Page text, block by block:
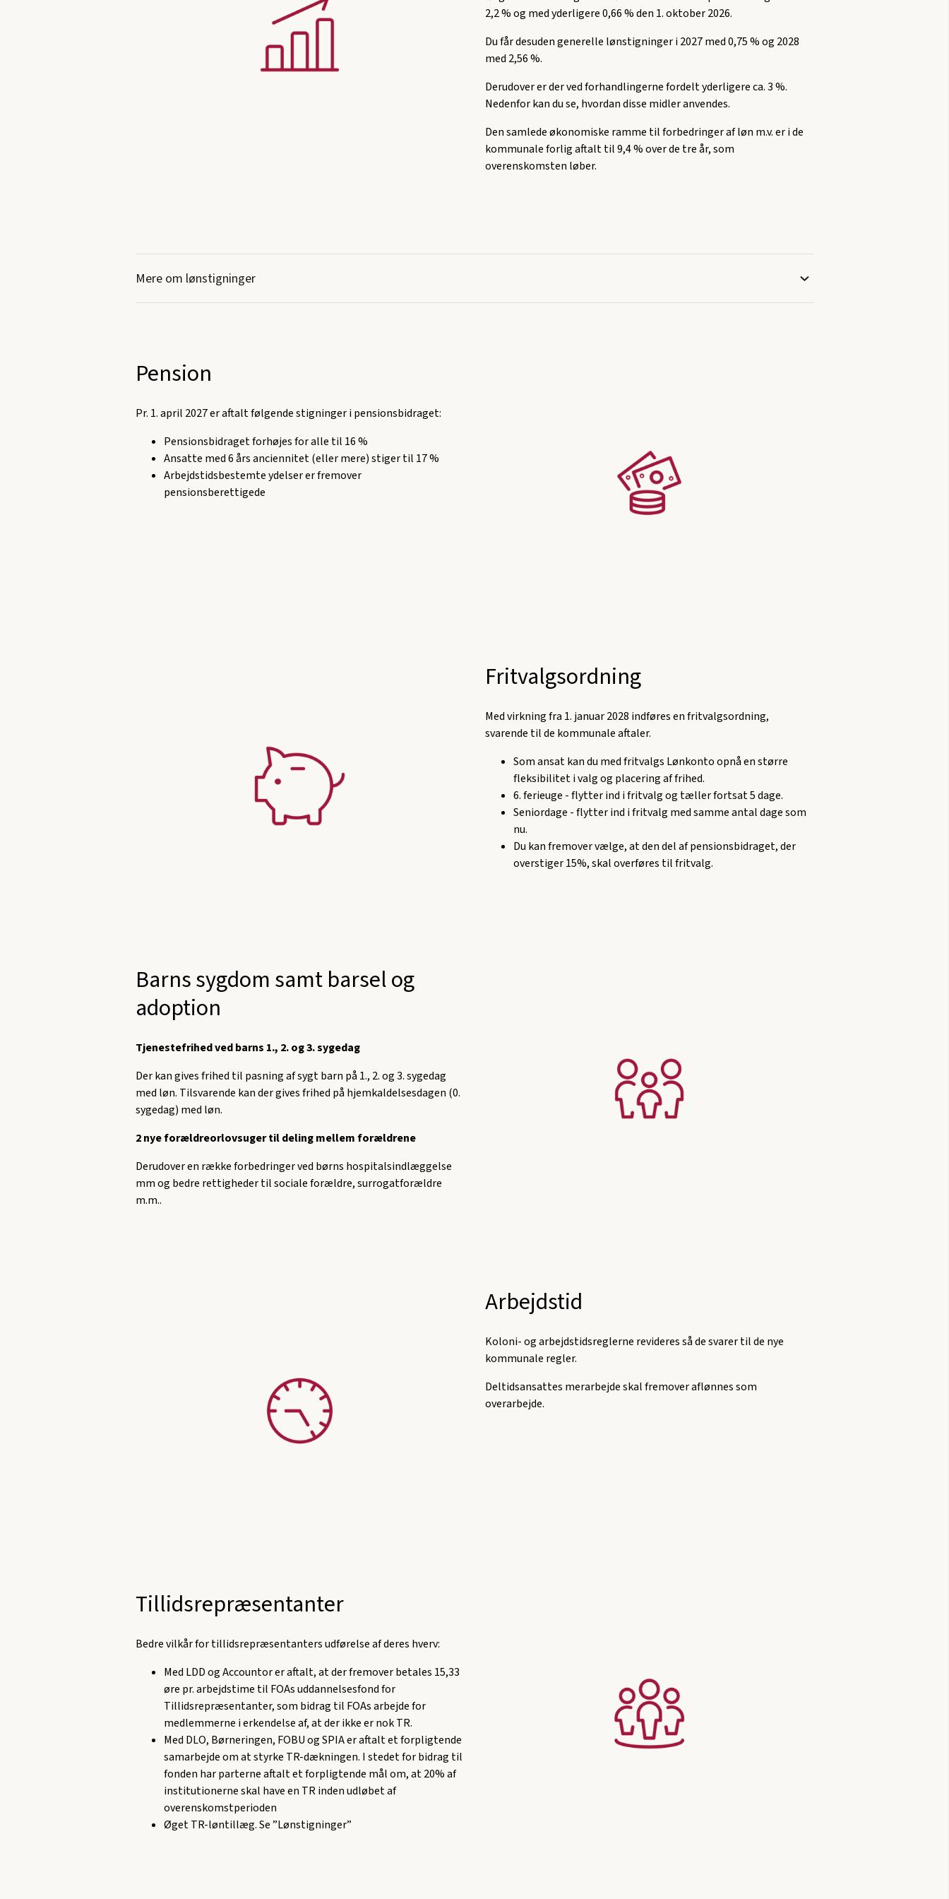
2,2 % og med yderligere 0,66 % den 1. oktober 2026.
Du får desuden generelle lønstigninger i 2027 med 0,75 % og 2028
med 2,56 %.
Derudover er der ved forhandlingerne fordelt yderligere ca. 3 %.
Nedenfor kan du se, hvordan disse midler anvendes.
Den samlede økonomiske ramme til forbedringer af løn m.v. er i de
kommunale forlig aftalt til 9,4 % over de tre år, som
overenskomsten løber.
Mere om lønstigninger
Pension
Pr. 1. april 2027 er aftalt følgende stigninger i pensionsbidraget:
Pensionsbidraget forhøjes for alle til 16 %
Ansatte med 6 års anciennitet (eller mere) stiger til 17 %
Arbejdstidsbestemte ydelser er fremover
pensionsberettigede
Fritvalgsordning
Med virkning fra 1. januar 2028 indføres en fritvalgsordning,
svarende til de kommunale aftaler.
Som ansat kan du med fritvalgs Lønkonto opnå en større
fleksibilitet i valg og placering af frihed.
6. ferieuge - flytter ind i fritvalg og tæller fortsat 5 dage.
Seniordage - flytter ind i fritvalg med samme antal dage som
nu.
Du kan fremover vælge, at den del af pensionsbidraget, der
overstiger 15%, skal overføres til fritvalg.
Barns sygdom samt barsel og
adoption
Tjenestefrihed ved barns 1., 2. og 3. sygedag
Der kan gives frihed til pasning af sygt barn på 1., 2. og 3. sygedag
med løn. Tilsvarende kan der gives frihed på hjemkaldelsesdagen (0.
sygedag) med løn.
2 nye forældreorlovsuger til deling mellem forældrene
Derudover en række forbedringer ved børns hospitalsindlæggelse
mm og bedre rettigheder til sociale forældre, surrogatforældre
m.m..
Arbejdstid
Koloni- og arbejdstidsreglerne revideres så de svarer til de nye
kommunale regler.
Deltidsansattes merarbejde skal fremover aflønnes som
overarbejde.
Tillidsrepræsentanter
Bedre vilkår for tillidsrepræsentanters udførelse af deres hverv:
Med LDD og Accountor er aftalt, at der fremover betales 15,33
øre pr. arbejdstime til FOAs uddannelsesfond for
Tillidsrepræsentanter, som bidrag til FOAs arbejde for
medlemmerne i erkendelse af, at der ikke er nok TR.
Med DLO, Børneringen, FOBU og SPIA er aftalt et forpligtende
samarbejde om at styrke TR-dækningen. I stedet for bidrag til
fonden har parterne aftalt et forpligtende mål om, at 20% af
institutionerne skal have en TR inden udløbet af
overenskomstperioden
Øget TR-løntillæg. Se ”Lønstigninger”